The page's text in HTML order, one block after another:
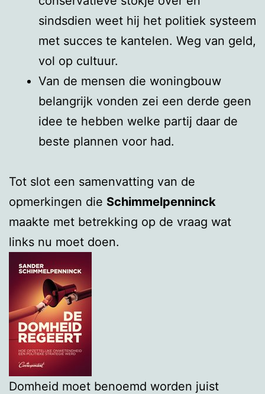
sindsdien weet hij het politiek systeem
met succes te kantelen. Weg van geld,
vol op cultuur.
Van de mensen die woningbouw
belangrijk vonden zei een derde geen
idee te hebben welke partij daar de
beste plannen voor had.
Tot slot een samenvatting van de
opmerkingen die Schimmelpenninck
maakte met betrekking op de vraag wat
links nu moet doen.
Domheid moet benoemd worden juist